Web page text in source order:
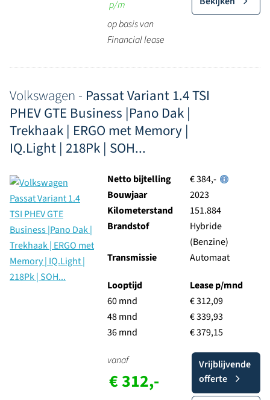
p/m
op basis van
Financial lease
Volkswagen - Passat Variant 1.4 TSI
PHEV GTE Business |Pano Dak |
Trekhaak | ERGO met Memory |
IQ.Light | 218Pk | SOH...
Netto bijtelling
€ 384,-
Bouwjaar
2023
Kilometerstand
151.884
Brandstof
Hybride
(Benzine)
Transmissie
Automaat
Looptijd
60 mnd
48 mnd
36 mnd
Lease p/mnd
€ 312,09
€ 339,93
€ 379,15
vanaf
€ 312,-
Vrijblijvende
offerte